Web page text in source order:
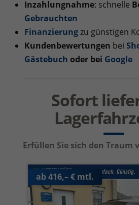
Inzahlungnahme: schnelle
Gebrauchten
Finanzierungzu günstigen
Kundenbewertungen bei
Gästebuch oder bei Google
Sofort
Erfüllen Sie sich den Traum
ab 416,– € mtl.